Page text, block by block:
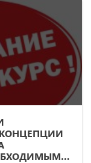
КОНЦЕПЦИИ